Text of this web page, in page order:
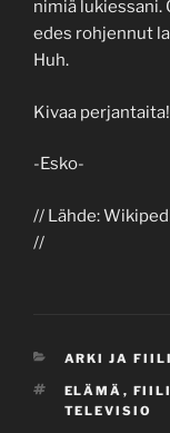
nimiä lukiessani.
edes rohjennut
Huh.
Kivaa perjantaita!
-Esko-
// Lähde:
//
CATEGORIES
ARKI JA
TAGS
ELÄMÄ ,
TELEVISIO